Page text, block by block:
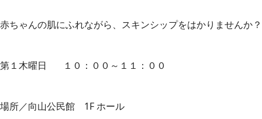
赤ちゃんの肌にふれながら、スキンシップをはかりませんか？
第１木曜日 １０：００～１１：００
場所／向山公民館 1F ホール